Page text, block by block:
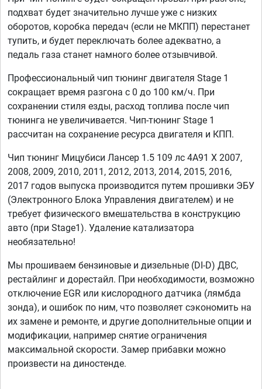
подхват будет значительно лучше уже с низких
оборотов, коробка передач (если не МКПП) перестанет
тупить, и будет переключать более адекватно, а
педаль газа станет намного более отзывчивой.
Профессиональный чип тюнинг двигателя Stage 1
сокращает время разгона с 0 до 100 км/ч. При
сохранении стиля езды, расход топлива после чип
тюнинга не увеличивается. Чип-тюнинг Stage 1
рассчитан на сохранение ресурса двигателя и КПП.
Чип тюнинг Мицубиси Лансер 1.5 109 лс 4A91 X 2007,
2008, 2009, 2010, 2011, 2012, 2013, 2014, 2015, 2016,
2017 годов выпуска производится путем прошивки ЭБУ
(Электронного Блока Управления двигателем) и не
требует физического вмешательства в конструкцию
авто (при Stage1). Удаление катализатора
необязательно!
Мы прошиваем бензиновые и дизельные (DI-D) ДВС,
рестайлинг и дорестайл. При необходимости, возможно
отключение EGR или кислородного датчика (лямбда
зонда), и ошибок по ним, что позволяет сэкономить на
их замене и ремонте, и другие дополнительные опции и
модификации, например снятие ограничения
максимальной скорости. Замер прибавки можно
произвести на диностенде.